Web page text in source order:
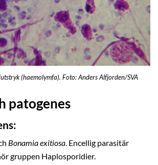
(haemolymfa). Foto: Anders Alfjorden/SVA
patogenes
Bonamia exitiosa. Encellig parasitär
gruppen Haplosporidier.